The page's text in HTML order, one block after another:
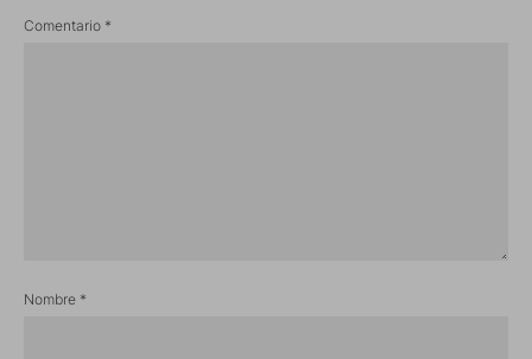
Comentario *
Nombre *